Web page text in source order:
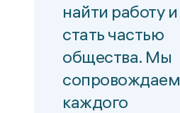
найти работу и
стать частью
общества. Мы
сопровождаем
каждого